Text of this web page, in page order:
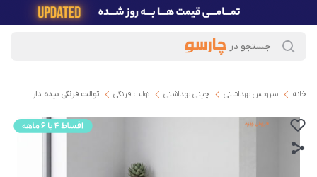
خانه سرویس بهداشتی چینی بهداشتی توالت فرنگی توالت فرنگی بیده دار